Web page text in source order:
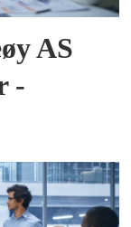
AS
-